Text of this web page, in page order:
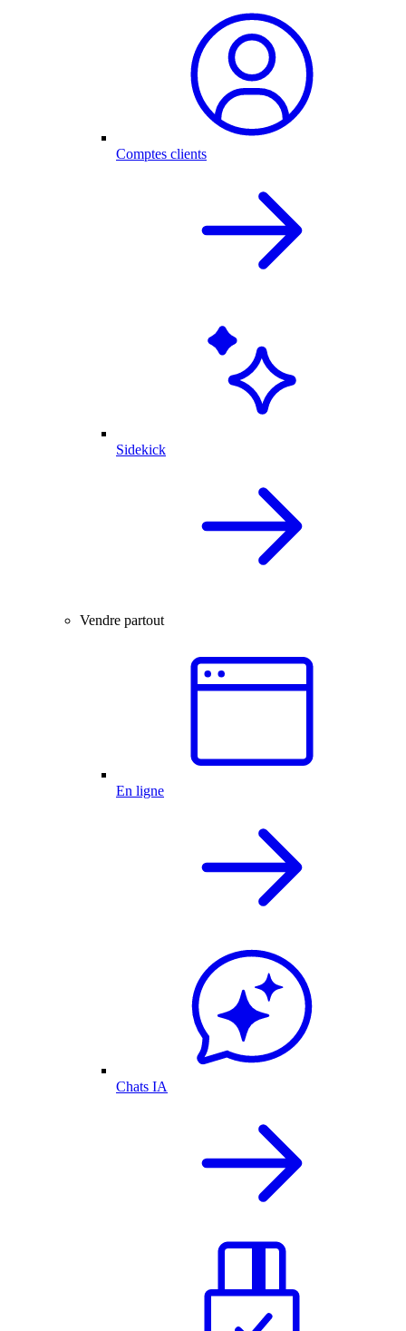
Comptes clients
Sidekick
Vendre partout
En ligne
Chats IA